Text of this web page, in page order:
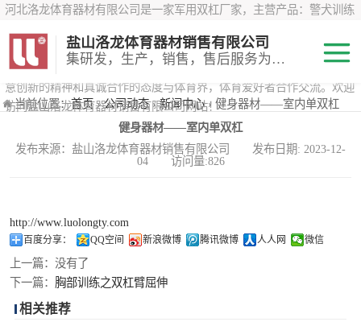
河北洛龙体育器材有限公司是一家军用双杠厂家，主营产品：警犬训练
*训练器材、400米障碍器材、军用单杠、军用双杠、军犬训练器材等训
练器材，咨询攀岩墙价格？在线咨询客服，公司以顾客至上的原则，锐
意创新的精神和真诚合作的态度与体育界，体育爱好者合作交流。欢迎
访问盐山洛龙体育器材销售有限公司网站！
盐山洛龙体育器材销售有限公司
集研发，生产，销售，售后服务为一体
当前位置：首页›公司动态›新闻中心› 健身器材——室内单双杠
健身器材——室内单双杠
发布来源：盐山洛龙体育器材销售有限公司 发布日期: 2023-12-
04 访问量:826
http://www.luolongty.com
百度分享： QQ空间 新浪微博 腾讯微博 人人网 微信
上一篇： 没有了
下一篇： 胸部训练之双杠臂屈伸
相关推荐
200米障碍器材
心理行为训练器
警犬训练器材
军用单双杠
400米障碍器材